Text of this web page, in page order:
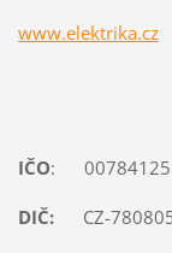
www.elektrika.cz
IČO: 00784125
DIČ: CZ-